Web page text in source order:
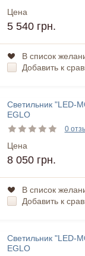
Цена
5 540 грн.
В список
Добавить к
Светильник "LED-
EGLO
0
Цена
8 050 грн.
В список
Добавить к
Светильник "LED-
EGLO